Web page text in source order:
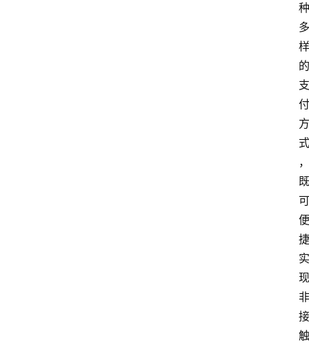
种
多
样
的
支
付
方
式
，
既
可
便
捷
实
现
非
接
触